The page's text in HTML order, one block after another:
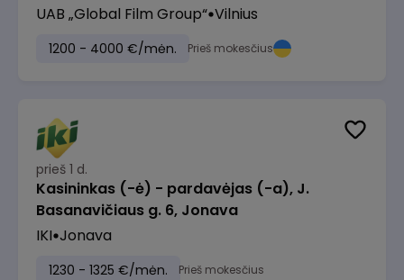
UAB „Global Film Group“ Vilnius
1200 - 4000 €/mėn. Prieš mokesčius
prieš 1 d.
Kasininkas (-ė) - pardavėjas (-a), J.
Basanavičiaus g. 6, Jonava
IKI Jonava
1230 - 1325 €/mėn. Prieš mokesčius